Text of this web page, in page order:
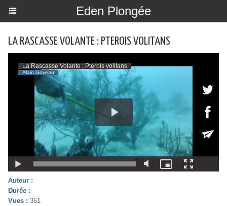
Eden Plongée
LA RASCASSE VOLANTE : PTEROIS VOLITANS
Auteur :
Durée :
Vues : 351